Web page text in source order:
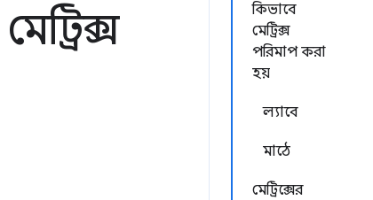
কিভাবে
মেট্রিক্স
পরিমাপ করা
হয়
ল্যাবে
মাঠে
মেট্রিক্সের